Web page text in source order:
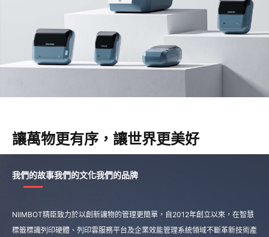
讓萬物更有序，讓世界更美好​
我們的故事​我們的文化​我們的品牌
NIIMBOT精臣致力於以創新讓物的管理更簡單，自2012年創立以來，在智慧
標籤標識列印硬體、列印雲服務平台及企業效能管理系統領域不斷革新技術產